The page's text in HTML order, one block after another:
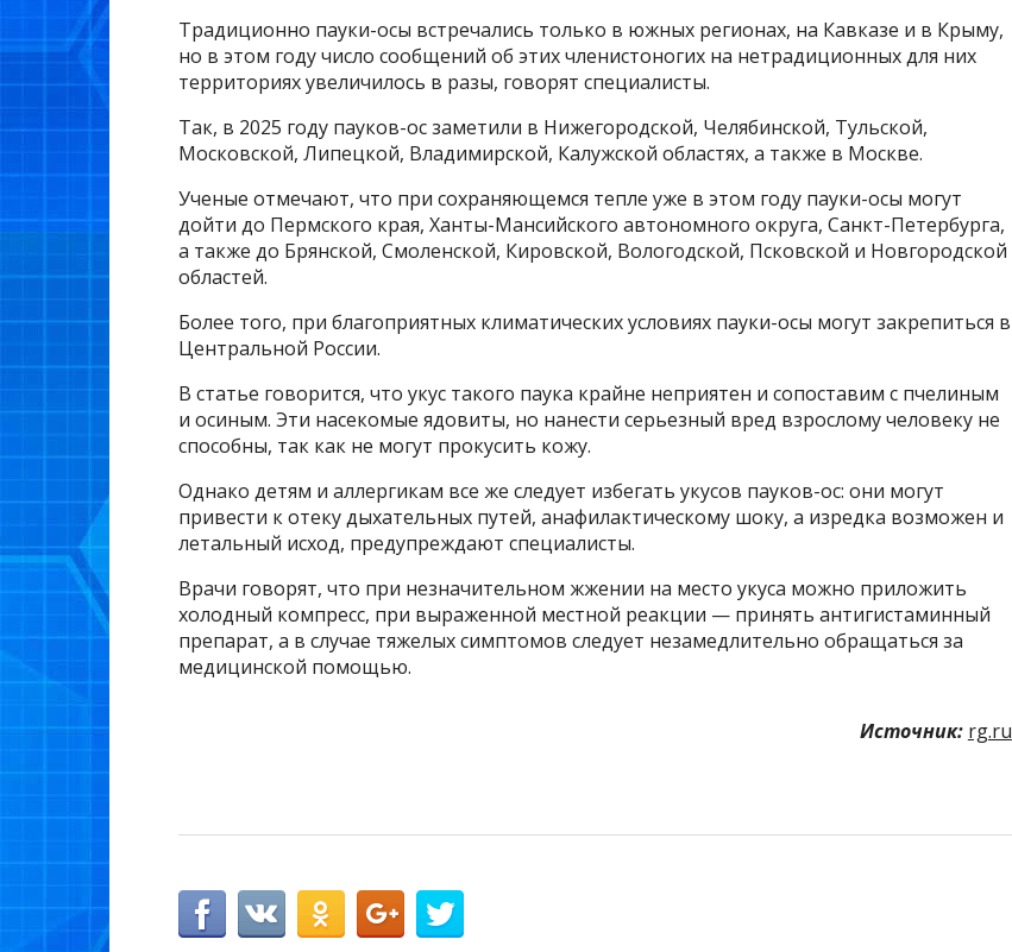
Традиционно пауки-осы встречались только в южных регионах, на Кавказе и в Крыму,
но в этом году число сообщений об этих членистоногих на нетрадиционных для них
территориях увеличилось в разы, говорят специалисты.
Так, в 2025 году пауков-ос заметили в Нижегородской, Челябинской, Тульской,
Московской, Липецкой, Владимирской, Калужской областях, а также в Москве.
Ученые отмечают, что при сохраняющемся тепле уже в этом году пауки-осы могут
дойти до Пермского края, Ханты-Мансийского автономного округа, Санкт-Петербурга,
а также до Брянской, Смоленской, Кировской, Вологодской, Псковской и Новгородской
областей.
Более того, при благоприятных климатических условиях пауки-осы могут закрепиться в
Центральной России.
В статье говорится, что укус такого паука крайне неприятен и сопоставим с пчелиным
и осиным. Эти насекомые ядовиты, но нанести серьезный вред взрослому человеку не
способны, так как не могут прокусить кожу.
Однако детям и аллергикам все же следует избегать укусов пауков-ос: они могут
привести к отеку дыхательных путей, анафилактическому шоку, а изредка возможен и
летальный исход, предупреждают специалисты.
Врачи говорят, что при незначительном жжении на место укуса можно приложить
холодный компресс, при выраженной местной реакции — принять антигистаминный
препарат, а в случае тяжелых симптомов следует незамедлительно обращаться за
медицинской помощью.
Источник: rg.ru